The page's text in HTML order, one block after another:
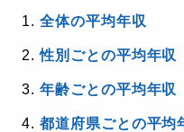
全体の平均年収
性別ごとの平均年収
年齢ごとの平均年収
都道府県ごとの平均